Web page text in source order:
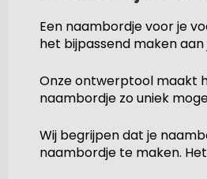
Een naambordje voor je
het bijpassend maken
Onze ontwerptool maakt
naambordje zo uniek
Wij begrijpen dat je
naambordje te maken.